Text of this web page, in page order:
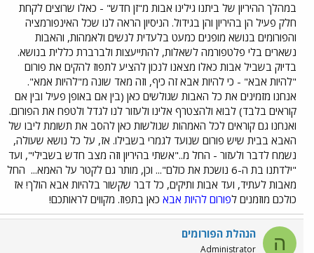
במהלך ההיריון של ביתנו גילינו אבות מ"זן חדש" - כאלו שרוצים לקחת
חלק פעיל הן בהיריון והן בגידול. הניסיון הראה לנו שכל האינפורמציה
והפורומים בנושא מופנים כמעט בלעדית לנשים ולאמהות, והאבות
נשארים בלי פלטפורמה לשאלות, להתייעצות ולברברת כללית בנושא.
בדיוק בשביל אבות כאלו מצאנו לנכון להציע לתפוז להקים את פורום
"להיות אבא" - כי להיות אבא זה כיף, וזה מאד שונה מ"להיות אמא".
אנחנו מזמינים את כל האבות שגולשים כאן (בין אם באופן פעיל ובין אם
קוראים בלבד) לבוא ולהצטרף אלינו ולעזור לנו לגדל ולטפח את הפורום.
ואנחנו גם קוראים לכל האמהות שגולשות כאן להסב את תשומת ליבו של
האבא בבית שיש פורום שנועד לגמרי בשבילו. אז, על כל נושא שעולה,
נשמח לדבר ולעזור - החל מ.."אשתי בהיריון וזה מצב חדש בשבילי", ועד
"ילדתנו בת ה-6 נושכת את כולם"... וכן, מותר גם לקטר על האמא...
החל
מאבות לעתיד, ועד אבות ותיקים, כל דבר שקשור בלהיות אבא הולך! אז
כולכם מוזמנים לפורום להיות אבא כאן בתפוז. מקווים לראותכם!
ה הנהלת הפורומים
Administrator